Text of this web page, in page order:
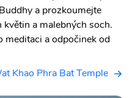
a prozkoumejte
a malebných soch.
meditaci a odpočinek od
Khao Phra Bat Temple